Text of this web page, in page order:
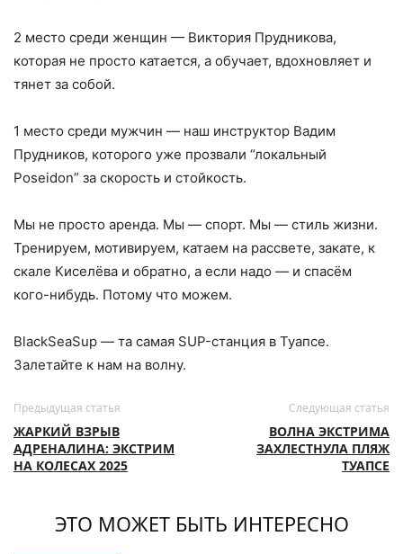
2 место среди женщин — Виктория Прудникова,
которая не просто катается, а обучает, вдохновляет и
тянет за собой.
1 место среди мужчин — наш инструктор Вадим
Прудников, которого уже прозвали “локальный
Poseidon” за скорость и стойкость.
Мы не просто аренда. Мы — спорт. Мы — стиль жизни.
Тренируем, мотивируем, катаем на рассвете, закате, к
скале Киселёва и обратно, а если надо — и спасём
кого-нибудь. Потому что можем.
BlackSeaSup — та самая SUP-станция в Туапсе.
Залетайте к нам на волну.
Предыдущая статья
ЖАРКИЙ ВЗРЫВ
АДРЕНАЛИНА: ЭКСТРИМ
НА КОЛЕСАХ 2025
Следующая статья
ВОЛНА ЭКСТРИМА
ЗАХЛЕСТНУЛА ПЛЯЖ
ТУАПСЕ
ЭТО МОЖЕТ БЫТЬ ИНТЕРЕСНО